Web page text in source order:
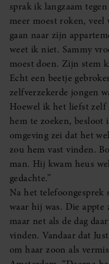
sprak ik langzaam
meer moest roken,
gaan naar zijn
weet ik niet. Sammy
moest doen. Zijn stem
Echt een beetje
zelfverzekerde jongen
Hoewel ik het liefst zelf
hem te zoeken,
omgeving zei dat het
zou hem vast vinden.
man. Hij kwam heus
gedachte.”
Na het telefoongesprek
waar hij was. Die
maar net als de dag
vinden. Vandaar dat
om haar zoon als